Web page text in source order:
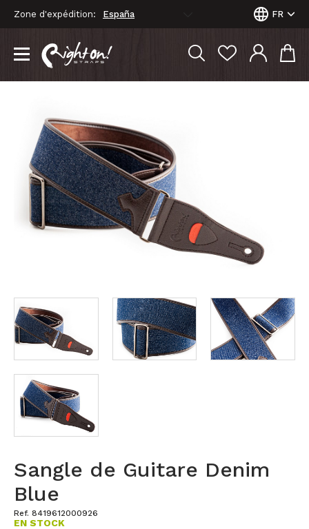
Zone d'expédition: FR
Sangle de Guitare Denim
Blue
Ref. 8419612000926
EN STOCK